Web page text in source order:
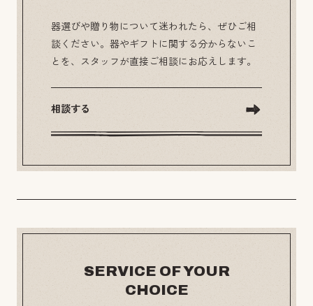
器選びや贈り物について迷われたら、ぜひご相
談ください。器やギフトに関する分からないこ
とを、スタッフが直接ご相談にお応えします。
相談する
SERVICE OF YOUR
CHOICE